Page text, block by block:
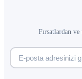
Fırsatlardan